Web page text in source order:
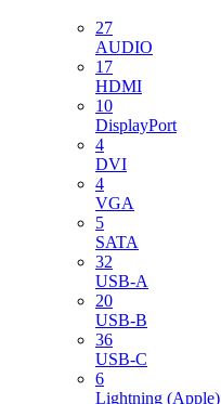
27
AUDIO
17
HDMI
10
DisplayPort
4
DVI
4
VGA
5
SATA
32
USB-A
20
USB-B
36
USB-C
6
Lightning (Apple)